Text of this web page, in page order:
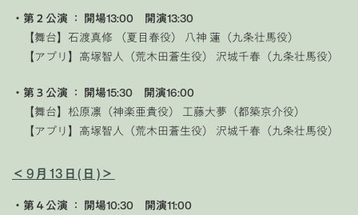
・第２公演 ： 開場13:00 開演13:30
【舞台】石渡真修 （夏目春役） 八神 蓮（九条壮馬役）
【アプリ】高塚智人（荒木田蒼生役） 沢城千春（九条壮馬役）
・第３公演 ： 開場15:30 開演16:00
【舞台】松原凛（神楽亜貴役） 工藤大夢（都築京介役）
【アプリ】高塚智人（荒木田蒼生役） 沢城千春（九条壮馬役）
＜9月13日(日)＞
・第４公演 ： 開場10:30 開演11:00